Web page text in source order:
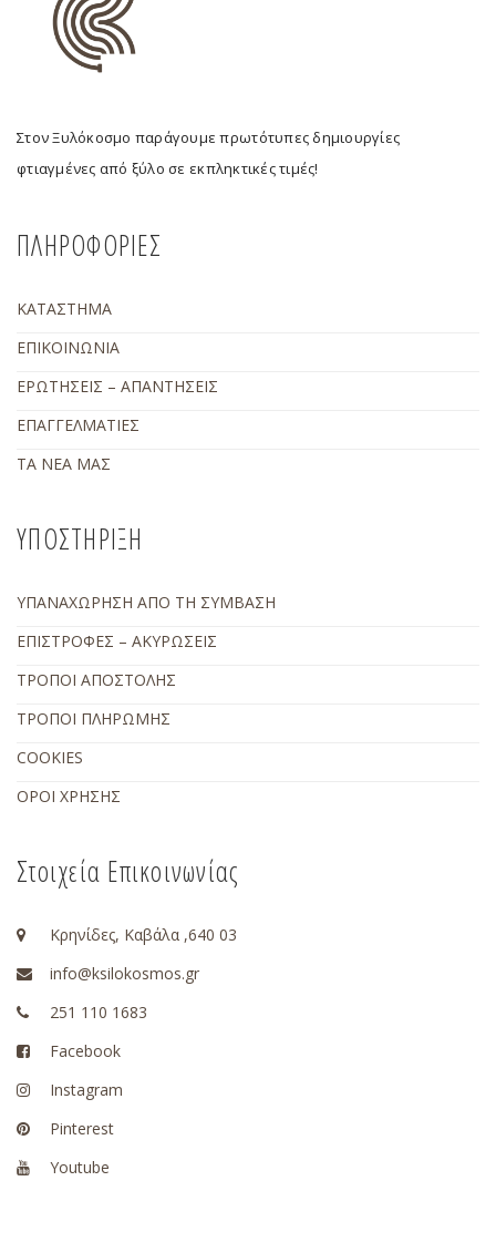
Στον Ξυλόκοσμο παράγουμε πρωτότυπες δημιουργίες
φτιαγμένες από ξύλο σε εκπληκτικές τιμές!
ΠΛΗΡΟΦΟΡΙΕΣ
ΚΑΤΑΣΤΗΜΑ
ΕΠΙΚΟΙΝΩΝΙΑ
ΕΡΩΤΗΣΕΙΣ – ΑΠΑΝΤΗΣΕΙΣ
ΕΠΑΓΓΕΛΜΑΤΙΕΣ
ΤΑ ΝΕΑ ΜΑΣ
ΥΠΟΣΤΗΡΙΞΗ
ΥΠΑΝΑΧΩΡΗΣΗ ΑΠΟ ΤΗ ΣΥΜΒΑΣΗ
ΕΠΙΣΤΡΟΦΕΣ – ΑΚΥΡΩΣΕΙΣ
ΤΡΟΠΟΙ ΑΠΟΣΤΟΛΗΣ
ΤΡΟΠΟΙ ΠΛΗΡΩΜΗΣ
COOKIES
ΟΡΟΙ ΧΡΗΣΗΣ
Στοιχεία Επικοινωνίας
Κρηνίδες, Καβάλα ,640 03
info@ksilokosmos.gr
251 110 1683
Facebook
Instagram
Pinterest
Youtube